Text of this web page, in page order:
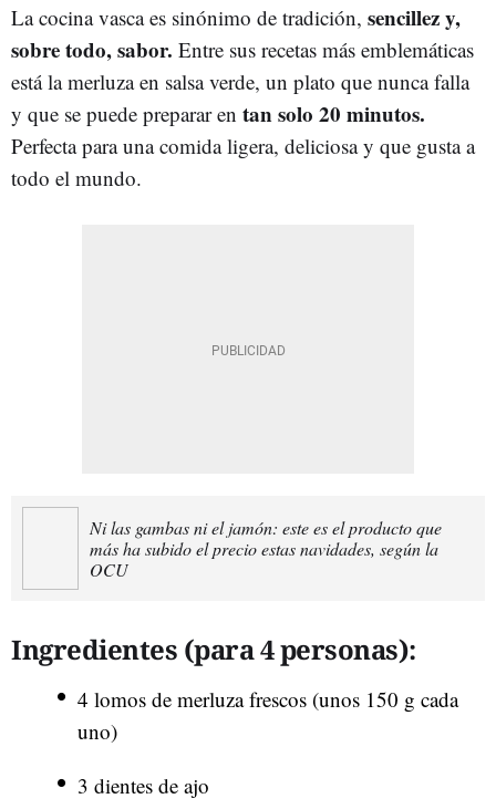
La cocina vasca es sinónimo de tradición, sencillez y,
sobre todo, sabor. Entre sus recetas más emblemáticas
está la merluza en salsa verde, un plato que nunca falla
y que se puede preparar en tan solo 20 minutos.
Perfecta para una comida ligera, deliciosa y que gusta a
todo el mundo.
Ni las gambas ni el jamón: este es el producto que
más ha subido el precio estas navidades, según la
OCU
Ingredientes (para 4 personas):
4 lomos de merluza frescos (unos 150 g cada
uno)
3 dientes de ajo